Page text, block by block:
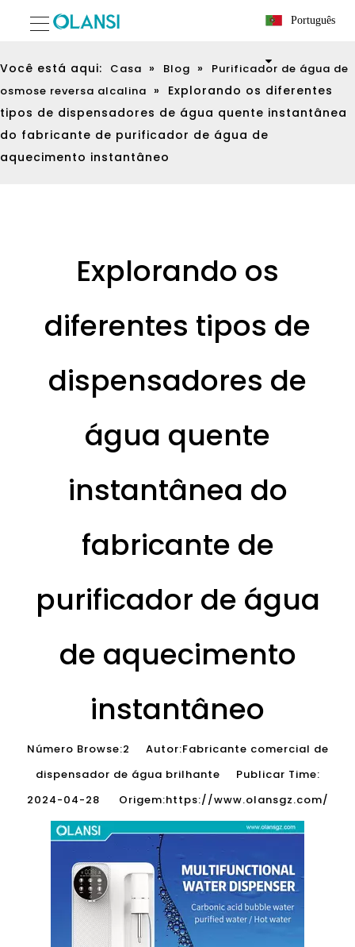
Português
Você está aqui: Casa » Blog »
Purificador de água de
osmose reversa alcalina »
Explorando os diferentes
tipos de dispensadores de água quente instantânea
do fabricante de purificador de água de
aquecimento instantâneo
Explorando os
diferentes tipos de
dispensadores de
água quente
instantânea do
fabricante de
purificador de água
de aquecimento
instantâneo
Número Browse:2 Autor:Fabricante comercial de
dispensador de água brilhante Publicar Time:
2024-04-28 Origem:https://www.olansgz.com/